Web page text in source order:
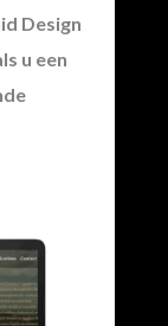
Design
u een